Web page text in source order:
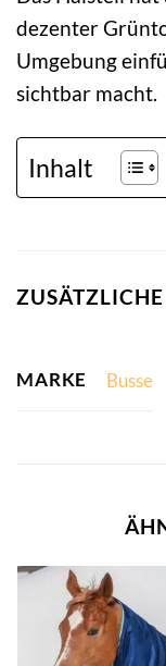
dezenter
Umgebung
sichtbar macht.
Inhalt
MARKE Busse